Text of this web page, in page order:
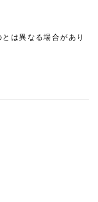
は異なる場合があり